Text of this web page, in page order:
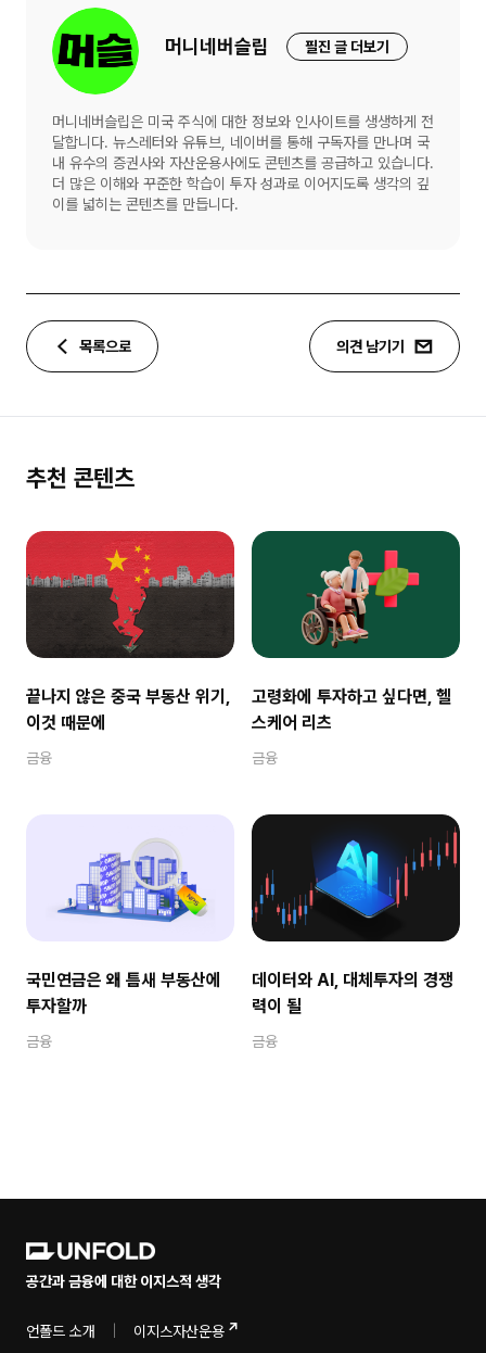
머니네버슬립 필진 글 더보기
머니네버슬립은 미국 주식에 대한 정보와 인사이트를 생생하게 전
달합니다. 뉴스레터와 유튜브, 네이버를 통해 구독자를 만나며 국
내 유수의 증권사와 자산운용사에도 콘텐츠를 공급하고 있습니다.
더 많은 이해와 꾸준한 학습이 투자 성과로 이어지도록 생각의 깊
이를 넓히는 콘텐츠를 만듭니다.
목록으로 의견 남기기
추천 콘텐츠
끝나지 않은 중국 부동산 위기,
이것 때문에
금융
고령화에 투자하고 싶다면, 헬
스케어 리츠
금융
국민연금은 왜 틈새 부동산에
투자할까
금융
데이터와 AI, 대체투자의 경쟁
력이 될
금융
공간과 금융에 대한 이지스적 생각
언폴드 소개 이지스자산운용